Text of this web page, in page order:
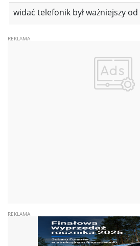
widać telefonik był ważniejszy